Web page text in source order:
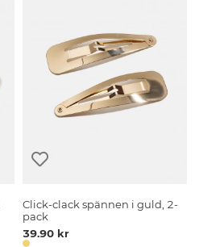
Click-clack spännen i guld, 2-
pack
39.90 kr